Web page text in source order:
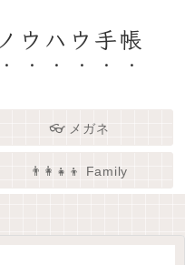
ウハウ手帳
👓 メガネ
👨‍👩‍👧‍👦 Family
👓✨ メガネの奥にある「わたし
👨‍👩‍👧🌿 Family – 暮らしを育て